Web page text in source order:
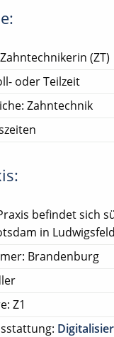
(ZT)
oder Teilzeit
Zahntechnik
befindet sich
in
Brandenburg
Z1